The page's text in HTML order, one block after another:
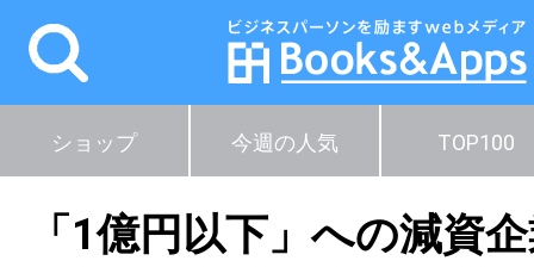
ショップ 今週の人気 TOP100
「1億円以下」への減資